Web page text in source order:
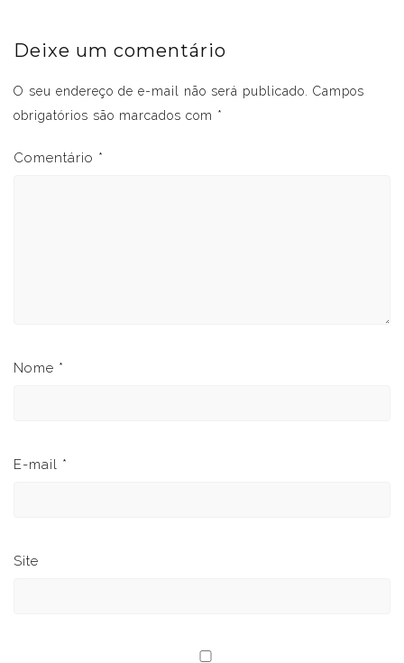
Deixe um comentário
O seu endereço de e-mail não será publicado. Campos
obrigatórios são marcados com *
Comentário *
Nome *
E-mail *
Site